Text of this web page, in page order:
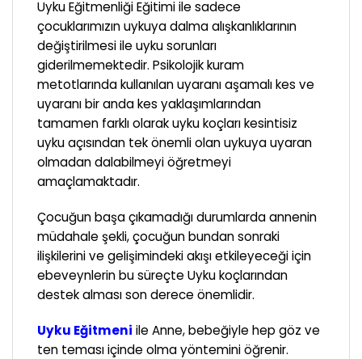
Uyku Eğitmenliği Eğitimi ile sadece
çocuklarımızın uykuya dalma alışkanlıklarının
değiştirilmesi ile uyku sorunları
giderilmemektedir. Psikolojik kuram
metotlarında kullanılan uyaranı aşamalı kes ve
uyaranı bir anda kes yaklaşımlarından
tamamen farklı olarak uyku koçları kesintisiz
uyku açısından tek önemli olan uykuya uyaran
olmadan dalabilmeyi öğretmeyi
amaçlamaktadır.
Çocuğun başa çıkamadığı durumlarda annenin
müdahale şekli, çocuğun bundan sonraki
ilişkilerini ve gelişimindeki akışı etkileyeceği için
ebeveynlerin bu süreçte Uyku koçlarından
destek alması son derece önemlidir.
Uyku Eğitmeni ile Anne, bebeğiyle hep göz ve
ten teması içinde olma yöntemini öğrenir.